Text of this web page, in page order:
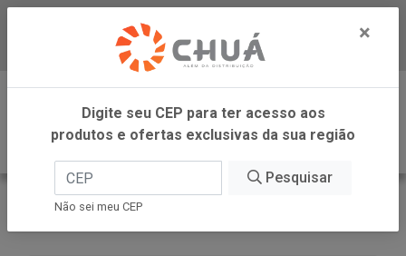
Baixe já nosso APP
0
INÍCIO
DR OETKER BRASIL
×
Digite seu CEP para ter acesso aos
produtos e ofertas exclusivas da sua região
Pesquisar
Não sei meu CEP